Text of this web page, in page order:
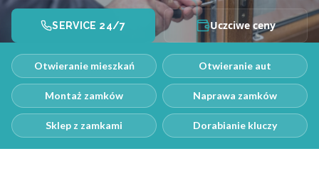
SERVICE 24/7 Uczciwe ceny
Otwieranie mieszkań Otwieranie aut
Montaż zamków Naprawa zamków
Sklep z zamkami Dorabianie kluczy